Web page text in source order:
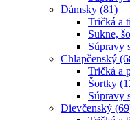
Dámsky (81)
Tričká a
Sukne,
Súpravy
Chlapčenský
Tričká a
Šortky
Súpravy
Dievčenský